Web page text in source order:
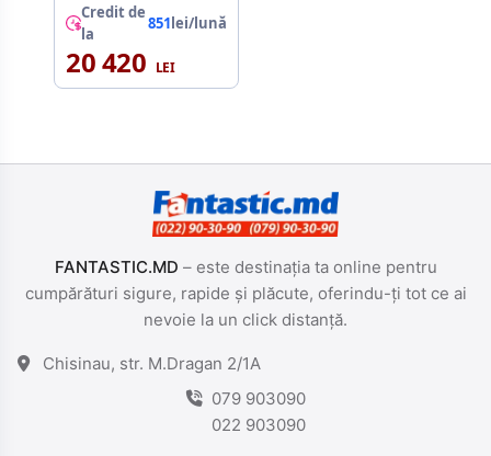
Credit de
la
851lei/lună
20 420
FANTASTIC.MD – este destinația ta online pentru
cumpărături sigure, rapide și plăcute, oferindu-ți tot ce ai
nevoie la un click distanță.
Chisinau, str. M.Dragan 2/1A
079 903090
022 903090